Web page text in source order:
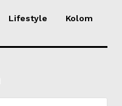
Lifestyle Kolom